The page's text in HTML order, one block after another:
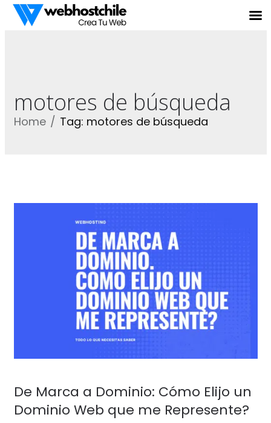
motores de búsqueda
Home Tag: motores de búsqueda
De Marca a Dominio: Cómo Elijo un
Dominio Web que me Represente?